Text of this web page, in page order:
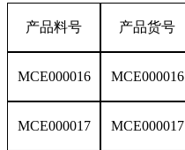
产品料号 产品货号
MCE000016 MCE000016
MCE000017 MCE000017